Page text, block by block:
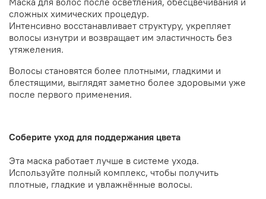
сложных химических процедур.
Интенсивно восстанавливает структуру, укрепляет
волосы изнутри и возвращает им эластичность без
утяжеления.
Волосы становятся более плотными, гладкими и
блестящими, выглядят заметно более здоровыми уже
после первого применения.
Соберите уход для поддержания цвета
Эта маска работает лучше в системе ухода.
Используйте полный комплекс, чтобы получить
плотные, гладкие и увлажнённые волосы.